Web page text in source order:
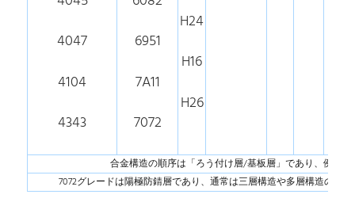
4047
4104
4343
6951
7A11
7072
H24
H16
H26
合金構造の順序は「ろう付け層/基板層」であり、例えば
7072グレードは陽極防錆層であり、通常は三層構造や多層構造の外